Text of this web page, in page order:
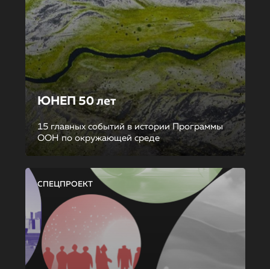
ЮНЕП 50 лет
15 главных событий в истории Программы
ООН по окружающей среде
СПЕЦПРОЕКТ